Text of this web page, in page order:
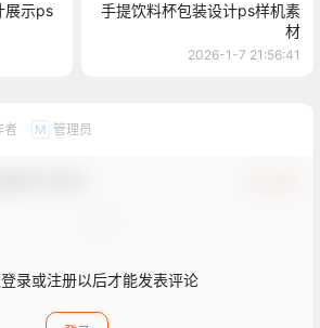
展示ps
手提饮料杯包装设计ps样机素
材
2026-1-7 21:56:41
者 M 管理员
录或注册以后才能发表评论